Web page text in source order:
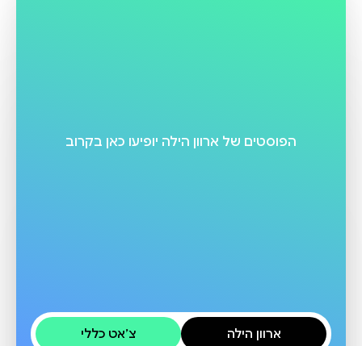
הפוסטים של ארוון הילה יופיעו כאן בקרוב
ארוון הילה צ׳אט כללי